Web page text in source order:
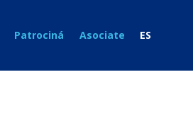
Patrociná Asociate ES